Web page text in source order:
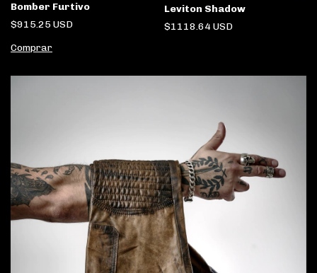
Bomber Furtivo
$915.25 USD
Comprar
Leviton Shadow
$1118.64 USD